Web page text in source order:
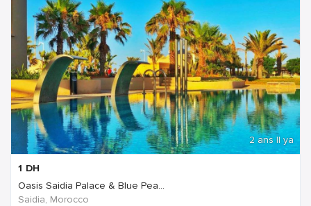
2 ans Il ya
1 DH
Oasis Saidia Palace & Blue Pea...
Saidia, Morocco